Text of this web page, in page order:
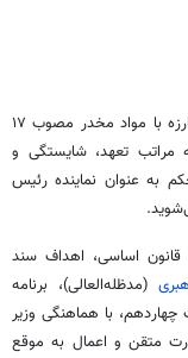
در اجرای تبصره (۱) ماده (۳۳) قانون اصلاح قانون مبارزه با مواد مخدر مصوب ۱۷
مراتب تعهد، شایستگی و
به عنوان نماینده رئیس
اساسی، اهداف سند
(مدظله‌العالی)، برنامه
با هماهنگی وزیر
متقن و اعمال به موقع